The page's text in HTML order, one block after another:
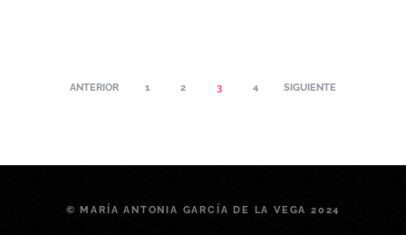
ANTERIOR 1 2 3 4 SIGUIENTE
© MARÍA ANTONIA GARCÍA DE LA VEGA 2024